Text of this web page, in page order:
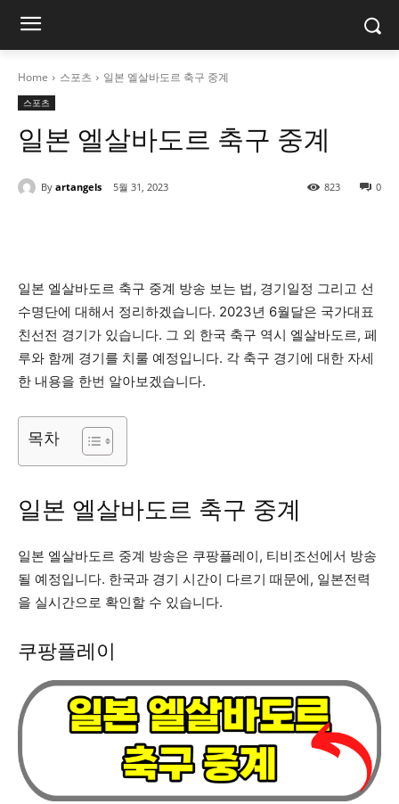
Home 스포츠 일본 엘살바도르 축구 중계
스포츠
일본 엘살바도르 축구 중계
By artangels 5월 31, 2023 0
823
일본 엘살바도르 축구 중계 방송 보는 법, 경기일정 그리고 선
수명단에 대해서 정리하겠습니다. 2023년 6월달은 국가대표
친선전 경기가 있습니다. 그 외 한국 축구 역시 엘살바도르, 페
루와 함께 경기를 치룰 예정입니다. 각 축구 경기에 대한 자세
한 내용을 한번 알아보겠습니다.
목차
일본 엘살바도르 축구 중계
일본 엘살바도르 중계 방송은 쿠팡플레이, 티비조선에서 방송
될 예정입니다. 한국과 경기 시간이 다르기 때문에, 일본전력
을 실시간으로 확인할 수 있습니다.
쿠팡플레이